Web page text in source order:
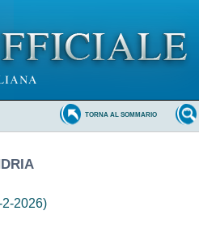
TORNA AL SOMMARIO
2026)